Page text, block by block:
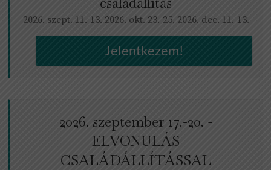
2026. szept. 11.-13. 2026. okt. 23.-25. 2026. dec. 11.-13.
Jelentkezem!
2026. szeptember 17.-20. -
ELVONULÁS
CSALÁDÁLLÍTÁSSAL